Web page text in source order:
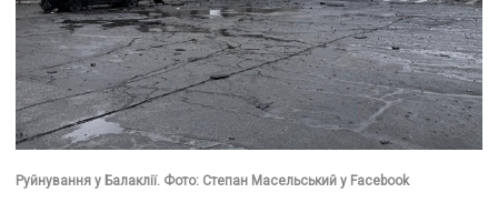
Руйнування у Балаклії. Фото: Степан Масельський у Facebook